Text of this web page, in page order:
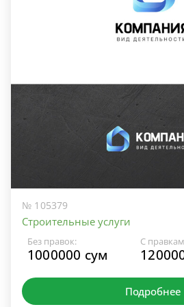
№ 105379
Строительные услуги
Без правок:
1000000 сум
С
Подробнее